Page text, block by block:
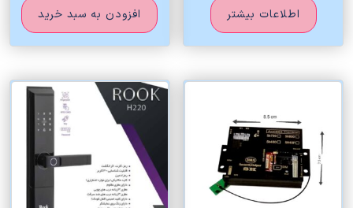
اطلاعات بیشتر افزودن به سبد خرید